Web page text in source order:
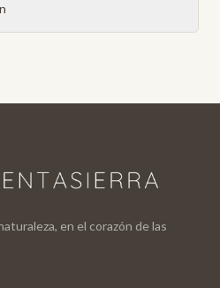
en el corazón de las